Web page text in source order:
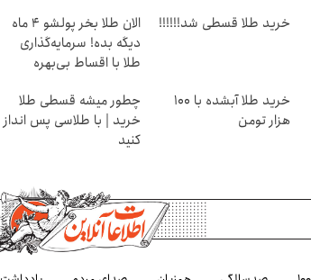
خرید طلا قسطی شد!!!!!!
الان طلا بخر پولشو 4 ماه
دیگه بده! سرمایه‌گذاری
طلا با اقساط بی‌بهره
خرید طلا آبشده با 100
هزار تومن
چطور میشه قسطی طلا
خرید | با طلاسی پس انداز
کنید